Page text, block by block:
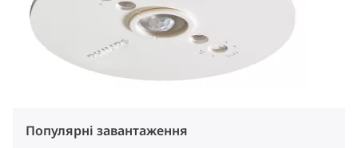
Популярні завантаження